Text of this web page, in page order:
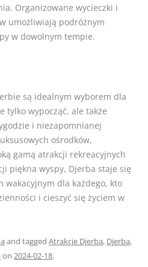
Organizowane wycieczki i
umożliwiają podróżnym
w dowolnym tempie.
są idealnym wyborem dla
tylko wypocząć, ale także
i niezapomnianej
ośrodków,
gamą atrakcji rekreacyjnych
piękna wyspy, Djerba staje się
wakacyjnym dla każdego, kto
i cieszyć się życiem w
and tagged Atrakcje Djerba, Djerba,
on 2024-02-18.